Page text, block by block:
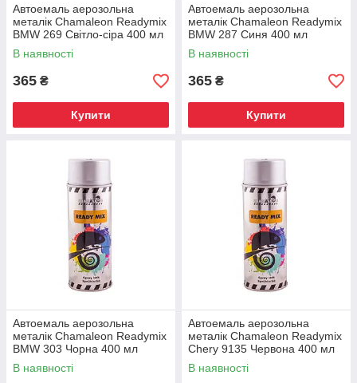
Автоемаль аерозольна
металік Chamaleon Readymix
BMW 269 Світло-сіра 400 мл
В наявності
365 ₴
Купити
Автоемаль аерозольна
металік Chamaleon Readymix
BMW 287 Синя 400 мл
В наявності
365 ₴
Купити
Автоемаль аерозольна
металік Chamaleon Readymix
BMW 303 Чорна 400 мл
В наявності
Автоемаль аерозольна
металік Chamaleon Readymix
Chery 9135 Червона 400 мл
В наявності